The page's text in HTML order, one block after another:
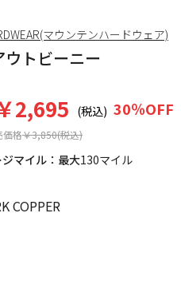
マイル：最大130マイル
ウトビーニー
価格￥3,850(税込)
2,695 (税込) 30％OFF
COPPER
マウンテンハードウェア)